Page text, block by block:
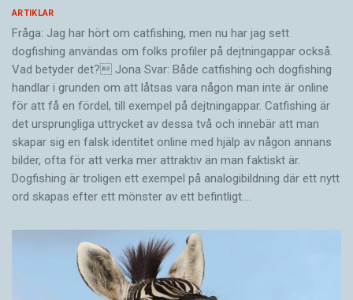
ARTIKLAR
Fråga: Jag har hört om catfishing, men nu har jag sett
dogfishing användas om folks profiler på dejtningappar också.
Vad betyder det? Jona Svar: Både catfishing och dogfishing
handlar i grunden om att låtsas vara någon man inte är online
för att få en fördel, till exempel på dejtningappar. Catfishing är
det ursprungliga uttrycket av dessa två och innebär att man
skapar sig en falsk identitet online med hjälp av någon annans
bilder, ofta för att verka mer attraktiv än man faktiskt är.
Dogfishing är troligen ett exempel på analogibildning där ett nytt
ord skapas efter ett mönster av ett befintligt.…